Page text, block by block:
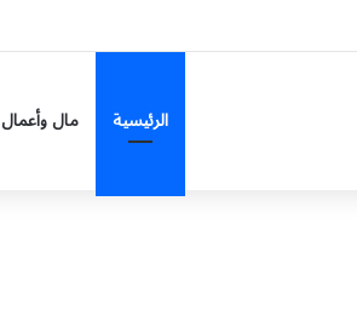
الرئيسية مال وأعمال